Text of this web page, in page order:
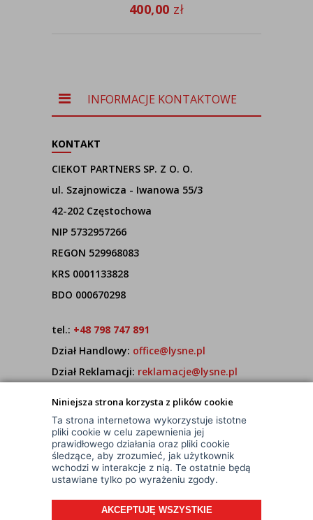
Niniejsza strona korzysta z plików cookie
Ta strona internetowa wykorzystuje istotne
pliki cookie w celu zapewnienia jej
prawidłowego działania oraz pliki cookie
śledzące, aby zrozumieć, jak użytkownik
wchodzi w interakcje z nią. Te ostatnie będą
ustawiane tylko po wyrażeniu zgody.
AKCEPTUJĘ WSZYSTKIE
400,00 zł
INFORMACJE KONTAKTOWE
KONTAKT
CIEKOT PARTNERS SP. Z O. O.
ul. Szajnowicza - Iwanowa 55/3
42-202 Częstochowa
NIP 5732957266
REGON 529968083
KRS 0001133828
BDO 000670298
tel.: +48 798 747 891
Dział Handlowy: office@lysne.pl
Dział Reklamacji: reklamacje@lysne.pl
7:00 - 15:00
© Wszelkie Prawa Zastrzeżone